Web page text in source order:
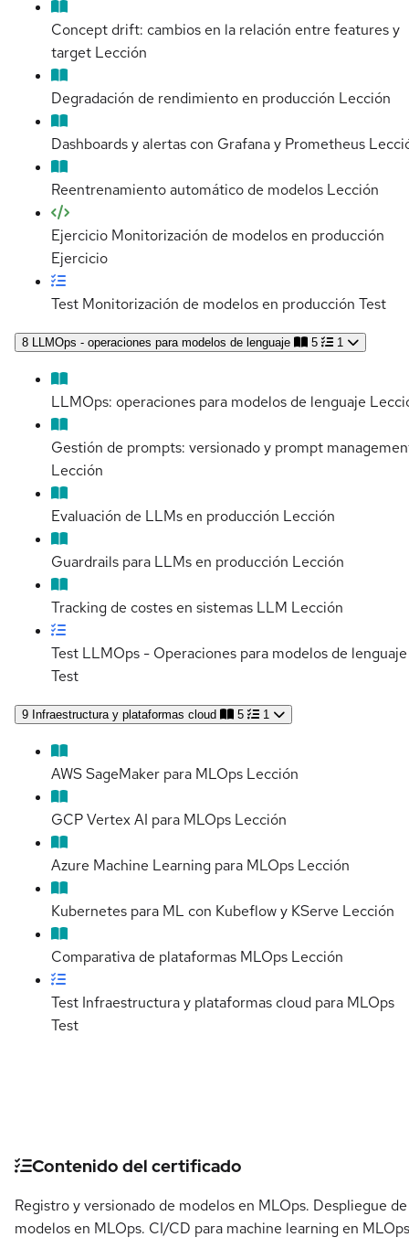
Concept drift: cambios en la relación entre features y
target Lección
Degradación de rendimiento en producción Lección
Dashboards y alertas con Grafana y Prometheus
Reentrenamiento automático de modelos Lección
Ejercicio Monitorización de modelos en producción
Ejercicio
Test Monitorización de modelos en producción Test
8 LLMOps - operaciones para modelos de lenguaje 5 1
LLMOps: operaciones para modelos de lenguaje
Gestión de prompts: versionado y prompt
Lección
Evaluación de LLMs en producción Lección
Guardrails para LLMs en producción Lección
Tracking de costes en sistemas LLM Lección
Test LLMOps - Operaciones para modelos de lenguaje
Test
9 Infraestructura y plataformas cloud 5 1
AWS SageMaker para MLOps Lección
GCP Vertex AI para MLOps Lección
Azure Machine Learning para MLOps Lección
Kubernetes para ML con Kubeflow y KServe Lección
Comparativa de plataformas MLOps Lección
Test Infraestructura y plataformas cloud para MLOps
Test
Detalles del curso
Contenido del certificado
Registro y versionado de modelos en MLOps. Despliegue de
modelos en MLOps. CI/CD para machine learning en